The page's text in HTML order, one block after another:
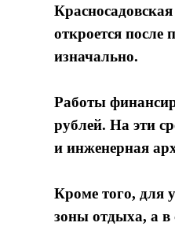
откроется
изначально.
Работы
рублей. На эти
и инженерная
Кроме того, для
зоны отдыха, а в